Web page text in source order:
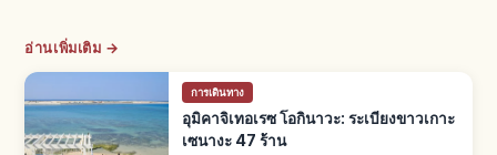
อ่านเพิ่มเติม →
การเดินทาง
อุมิคาจิเทอเรซ โอกินาวะ: ระเบียงขาวเกาะ
เซนางะ 47 ร้าน